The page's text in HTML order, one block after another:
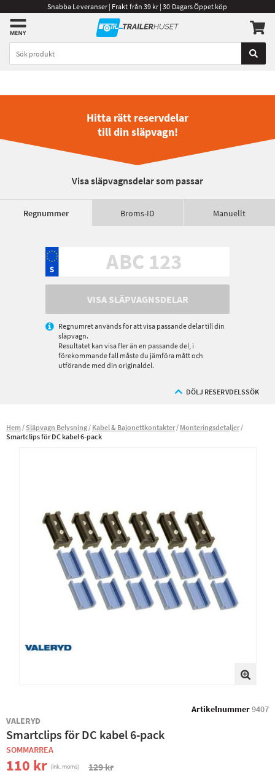
Snabba Leveranser | Frakt från 39 kr | 30 Dagars Öppet köp
Hitta rätt reservdelar
till din släpvagn!
Visa släpvagnsdelar som passar
Regnummer Broms-ID Manuellt
VISA SLÄPVAGNSDELAR
Regnumret används för att visa passande delar till din
släpvagn.
Resultatet kan visa fler än en passande del, i
förekommande fall måste du jämföra mått och
utförande med din originaldel.
DÖLJ RESERVDELSSÖK
Hem Släpvagn Belysning Kabel & Bajonettkontakter Monteringsdetaljer
Smartclips för DC kabel 6-pack
Artikelnummer9407
VALERYD
Smartclips för DC kabel 6-pack
SOMMARREA
110 kr (ink. moms) 129 kr